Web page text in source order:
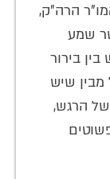
הרה"ק,
שמע
בירור
מבין שיש
של הרגש,